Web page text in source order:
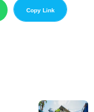
Copy Link